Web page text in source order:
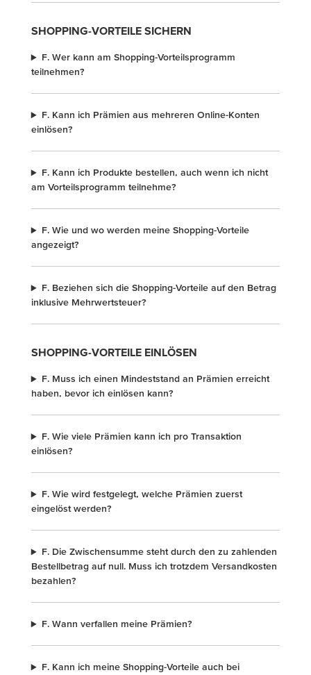
SHOPPING-VORTEILE SICHERN
F. Wer kann am Shopping-Vorteilsprogramm
teilnehmen?
F. Kann ich Prämien aus mehreren Online-Konten
einlösen?
F. Kann ich Produkte bestellen, auch wenn ich nicht
am Vorteilsprogramm teilnehme?
F. Wie und wo werden meine Shopping-Vorteile
angezeigt?
F. Beziehen sich die Shopping-Vorteile auf den Betrag
inklusive Mehrwertsteuer?
SHOPPING-VORTEILE EINLÖSEN
F. Muss ich einen Mindeststand an Prämien erreicht
haben, bevor ich einlösen kann?
F. Wie viele Prämien kann ich pro Transaktion
einlösen?
F. Wie wird festgelegt, welche Prämien zuerst
eingelöst werden?
F. Die Zwischensumme steht durch den zu zahlenden
Bestellbetrag auf null. Muss ich trotzdem Versandkosten
bezahlen?
F. Wann verfallen meine Prämien?
F. Kann ich meine Shopping-Vorteile auch bei